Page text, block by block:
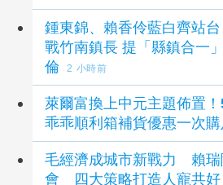
鍾東錦、賴香伶藍白齊站
戰竹南鎮長 提「縣鎮合一
倫
2 小時前
萊爾富換上中元主題佈置！
乖乖順利箱補貨優惠一次購
毛經濟成城市新戰力 賴瑞
會 四大策略打造人寵共好